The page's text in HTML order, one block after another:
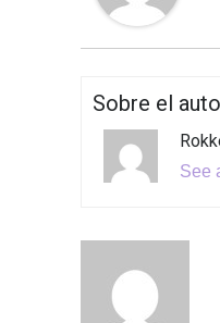
Sobre el
See